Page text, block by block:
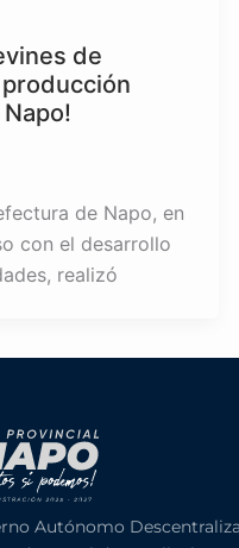
de
de Napo, en
con el desarrollo
realizó
Autónomo